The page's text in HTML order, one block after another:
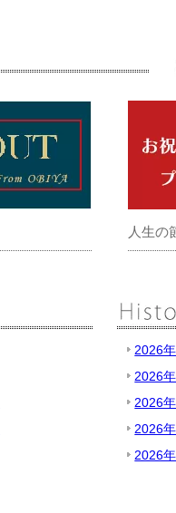
人生の
2026
2026
2026
2026
2026